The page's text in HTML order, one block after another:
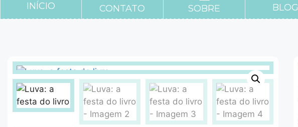
INÍCIO CONTATO SOBRE BLOG